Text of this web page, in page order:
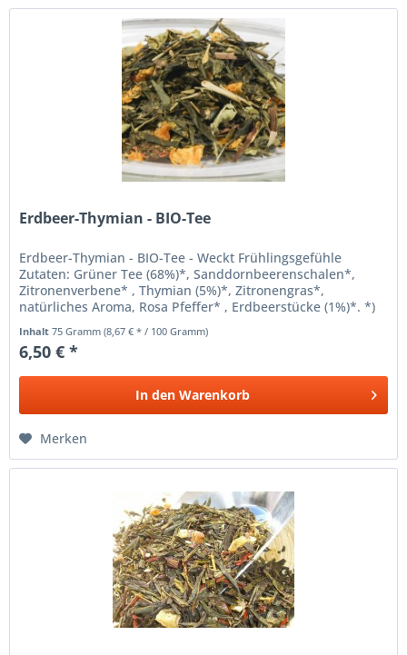
Erdbeer-Thymian - BIO-Tee
Erdbeer-Thymian - BIO-Tee - Weckt Frühlingsgefühle
Zutaten: Grüner Tee (68%)*, Sanddornbeerenschalen*,
Zitronenverbene* , Thymian (5%)*, Zitronengras*,
natürliches Aroma, Rosa Pfeffer* , Erdbeerstücke (1%)*. *)
Inhalt75 Gramm(8,67 € * / 100 Gramm)
6,50 € *
In den Warenkorb
Merken